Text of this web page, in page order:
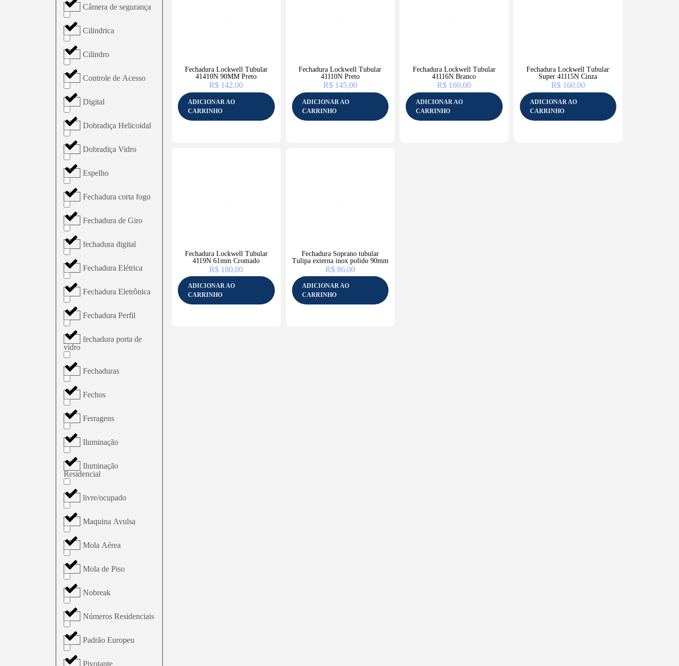
Câmera de segurança
Cilindrica
Cilindro
Controle de Acesso
Digital
Dobradiça Helicoidal
Dobradiça Vidro
Espelho
Fechadura corta fogo
Fechadura de Giro
fechadura digital
Fechadura Elétrica
Fechadura Eletrônica
Fechadura Perfil
fechadura porta de
vidro
Fechaduras
Fechos
Ferragens
Iluminação
Iluminação
Residencial
livre/ocupado
Maquina Avulsa
Mola Aérea
Mola de Piso
Nobreak
Números Residenciais
Padrão Europeu
Pivotante
Fechadura Lockwell Tubular
41410N 90MM Preto
R$ 142,00
ADICIONAR AO
CARRINHO
Fechadura Lockwell Tubular
41110N Preto
R$145,00
ADICIONAR AO
CARRINHO
Fechadura Lockwell Tubular
41116N Branco
R$ 160,00
ADICIONAR AO
CARRINHO
Fechadura Lockwell Tubular
Super 41115N Cinza
R$160,00
ADICIONAR AO
CARRINHO
Fechadura Lockwell Tubular
4119N 61mm Cromado
R$ 180,00
ADICIONAR AO
CARRINHO
Fechadura Soprano tubular
Tulipa externa inox polido 90mm
R$86,00
ADICIONAR AO
CARRINHO